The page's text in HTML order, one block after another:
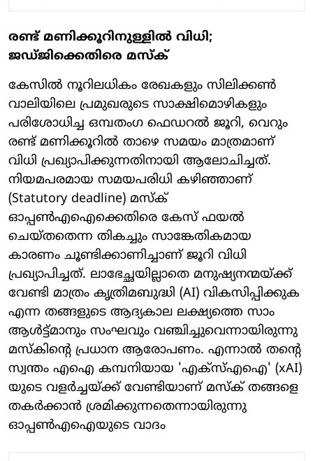
രണ്ട് മണിക്കൂറിനുള്ളിൽ വിധി;
ജഡ്ജിക്കെതിരെ മസ്ക്
കേസിൽ നൂറിലധികം രേഖകളും സിലിക്കൺ
വാലിയിലെ പ്രമുഖരുടെ സാക്ഷിമൊഴികളും
പരിശോധിച്ച ഒമ്പതംഗ ഫെഡറൽ ജൂറി, വെറും
രണ്ട് മണിക്കൂറിൽ താഴെ സമയം മാത്രമാണ്
വിധി പ്രഖ്യാപിക്കുന്നതിനായി ആലോചിച്ചത്.
നിയമപരമായ സമയപരിധി കഴിഞ്ഞാണ്
(Statutory deadline) മസ്ക്
ഓപ്പൺഎഐക്കെതിരെ കേസ് ഫയൽ
ചെയ്തതെന്ന തികച്ചും സാങ്കേതികമായ
കാരണം ചൂണ്ടിക്കാണിച്ചാണ് ജൂറി വിധി
പ്രഖ്യാപിച്ചത്. ലാഭേച്ഛയില്ലാതെ മനുഷ്യനന്മയ്ക്ക്
വേണ്ടി മാത്രം കൃത്രിമബുദ്ധി (AI) വികസിപ്പിക്കുക
എന്ന തങ്ങളുടെ ആദ്യകാല ലക്ഷ്യത്തെ സാം
ആൾട്ട്മാനും സംഘവും വഞ്ചിച്ചുവെന്നായിരുന്നു
മസ്കിന്റെ പ്രധാന ആരോപണം. എന്നാൽ തന്റെ
സ്വന്തം എഐ കമ്പനിയായ 'എക്സ്എഐ' (xAI)
യുടെ വളർച്ചയ്ക്ക് വേണ്ടിയാണ് മസ്ക് തങ്ങളെ
തകർക്കാൻ ശ്രമിക്കുന്നതെന്നായിരുന്നു
ഓപ്പൺഎഐയുടെ വാദം